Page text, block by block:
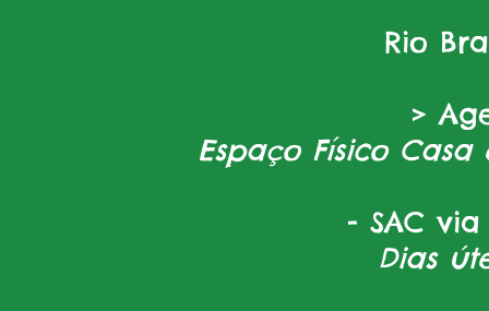
Rio
>
Espaço Físico Casa
- SAC via
Dias